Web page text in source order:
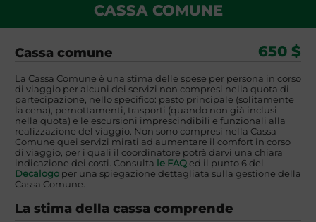
CASSA COMUNE
Cassa comune 650 $
La Cassa Comune è una stima delle spese per persona in corso
di viaggio per alcuni dei servizi non compresi nella quota di
partecipazione, nello specifico: pasto principale (solitamente
la cena), pernottamenti, trasporti (quando non già inclusi
nella quota) e le escursioni imprescindibili e funzionali alla
realizzazione del viaggio. Non sono compresi nella Cassa
Comune quei servizi mirati ad aumentare il comfort in corso
di viaggio, per i quali il coordinatore potrà darvi una chiara
indicazione dei costi. Consulta le FAQed il punto 6 del
Decalogoper una spiegazione dettagliata sulla gestione della
Cassa Comune.
La stima della cassa comprende